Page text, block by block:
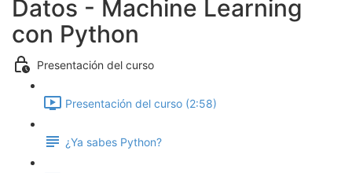
Datos - Machine Learning
con Python
Presentación del curso
Presentación del curso (2:58)
¿Ya sabes Python?